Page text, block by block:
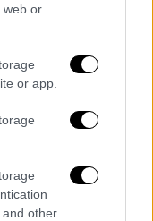
web or
or app.
other
της
τη σύγχρονη
το Ανώτατο
να
της